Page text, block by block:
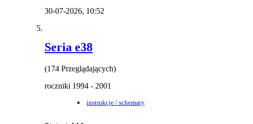
30-07-2026, 10:52
Seria e38
(174 Przeglądających)
roczniki 1994 - 2001
instrukcje / schematy